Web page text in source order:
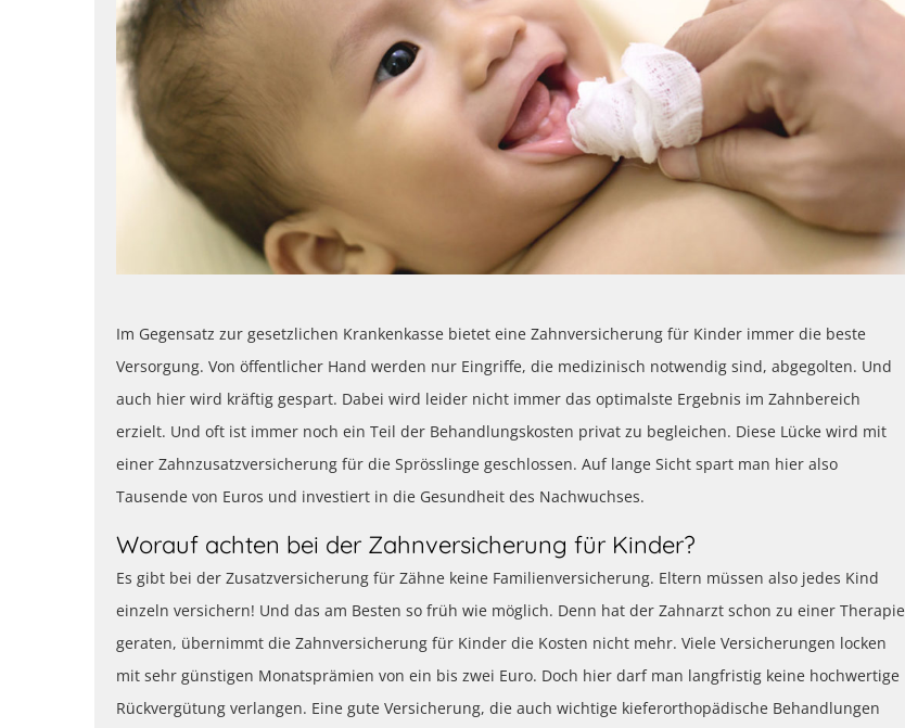
Im Gegensatz zur gesetzlichen Krankenkasse bietet eine Zahnversicherung für Kinder immer die beste
Versorgung. Von öffentlicher Hand werden nur Eingriffe, die medizinisch notwendig sind, abgegolten. Und
auch hier wird kräftig gespart. Dabei wird leider nicht immer das optimalste Ergebnis im Zahnbereich
erzielt. Und oft ist immer noch ein Teil der Behandlungskosten privat zu begleichen. Diese Lücke wird mit
einer Zahnzusatzversicherung für die Sprösslinge geschlossen. Auf lange Sicht spart man hier also
Tausende von Euros und investiert in die Gesundheit des Nachwuchses.
Worauf achten bei der Zahnversicherung für Kinder?
Es gibt bei der Zusatzversicherung für Zähne keine Familienversicherung. Eltern müssen also jedes Kind
einzeln versichern! Und das am Besten so früh wie möglich. Denn hat der Zahnarzt schon zu einer Therapie
geraten, übernimmt die Zahnversicherung für Kinder die Kosten nicht mehr. Viele Versicherungen locken
mit sehr günstigen Monatsprämien von ein bis zwei Euro. Doch hier darf man langfristig keine hochwertige
Rückvergütung verlangen. Eine gute Versicherung, die auch wichtige kieferorthopädische Behandlungen